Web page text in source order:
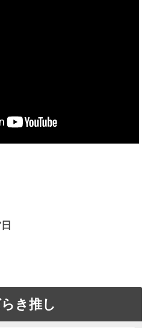
き推し